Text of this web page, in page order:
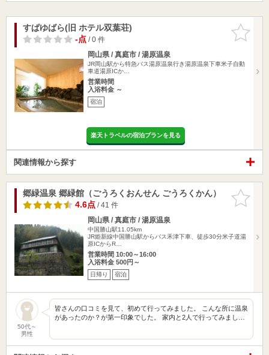
お気に入
りに追加
すぱゆばら(旧 ホテル双葉荘)
-点/ 0 件
岡山県 / 真庭市 / 湯原温泉
JR岡山駅から特急バス湯原温泉行き湯原温泉下車米子自動
車道湯原ICか…
営業時間
入浴料金 ～
宿泊
楽天トラベルの宿泊プランを見る
関連情報から探す
お気に入
りに追加
郷緑温泉 郷緑館（ごうろくおんせん ごうろくかん）
4.6点/ 41 件
岡山県 / 真庭市 / 湯原温泉
中国勝山駅11.05km
JR姫新線中国勝山駅からバス禾津下車、徒歩30分米子道湯
原ICからR…
営業時間 10:00～16:00
入浴料金 500円～
日帰り 宿泊
50代～
男性
皆さんの口コミを見て、初めて行ってみました。 こんな所に温泉
があったのか？が第一印象でした。 家内と2人で行ってみまし…